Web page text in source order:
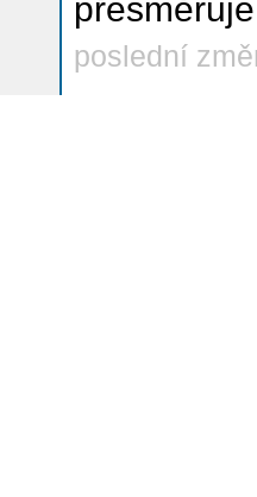
poslední